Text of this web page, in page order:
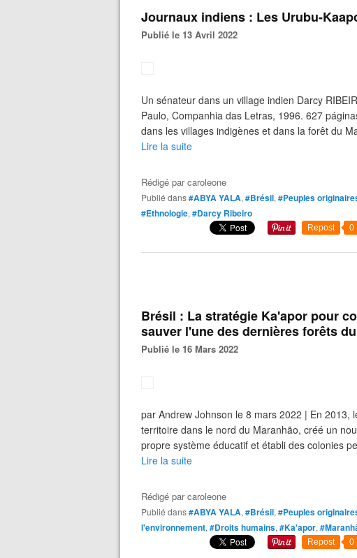
Journaux indiens : Les Urubu-
Publié le 13 Avril 2022
Un sénateur dans un village indien Darcy
Paulo, Companhia das Letras, 1996. 627
dans les villages indigènes et dans la forêt du
Lire la suite
Rédigé parcaroleone
Publié dans#ABYA YALA, #Brésil, #Peuples
#Ethnologie, #Darcy Ribeiro
Repost 0
Brésil : La stratégie Ka'apor pour
sauver l'une des dernières forêts
Publié le 16 Mars 2022
par Andrew Johnson le 8 mars 2022 | En 2013,
territoire dans le nord du Maranhão, créé un
propre système éducatif et établi des colonies
Lire la suite
Rédigé parcaroleone
Publié dans#ABYA YALA, #Brésil, #Peuples
l'environnement, #Droits humains, #Ka'apor,
Repost 0